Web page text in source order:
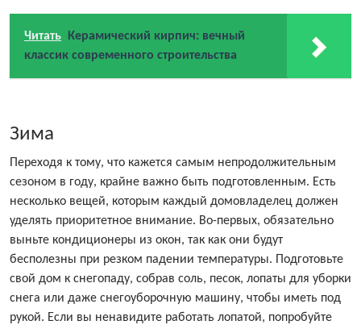
Читать
Керамический кирпич: вечный
классик современного строительства
Зима
Переходя к тому, что кажется самым непродолжительным
сезоном в году, крайне важно быть подготовленным. Есть
несколько вещей, которым каждый домовладелец должен
уделять приоритетное внимание. Во-первых, обязательно
выньте кондиционеры из окон, так как они будут
бесполезны при резком падении температуры. Подготовьте
свой дом к снегопаду, собрав соль, песок, лопаты для уборки
снега или даже снегоуборочную машину, чтобы иметь под
рукой. Если вы ненавидите работать лопатой, попробуйте